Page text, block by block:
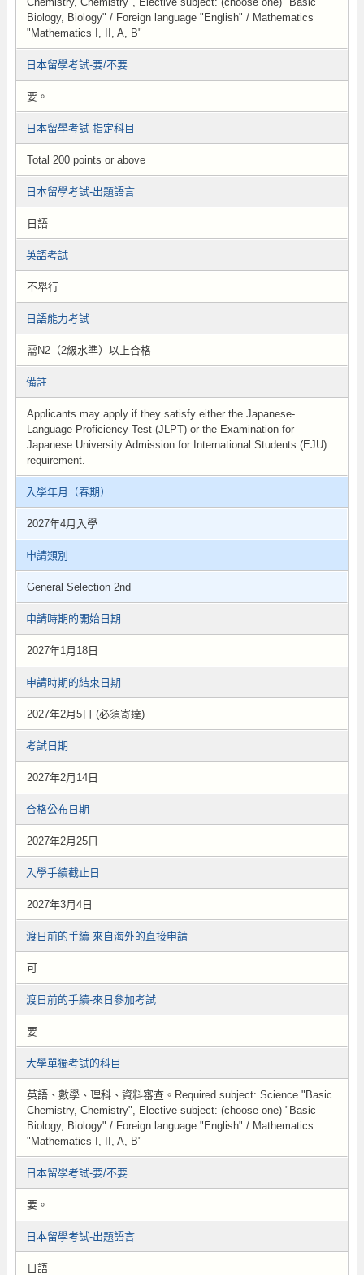
Biology, Biology" / Foreign language "English" / Mathematics
"Mathematics I, II, A, B"
日本留學考試-要/不要
要。
日本留學考試-指定科目
Total 200 points or above
日本留學考試-出題語言
日語
英語考試
不舉行
日語能力考試
需N2（2級水準）以上合格
備註
Applicants may apply if they satisfy either the Japanese-
Language Proficiency Test (JLPT) or the Examination for
Japanese University Admission for International Students (EJU)
requirement.
入學年月（春期）
2027年4月入學
申請類別
General Selection 2nd
申請時期的開始日期
2027年1月18日
申請時期的結束日期
2027年2月5日 (必須寄達)
考試日期
2027年2月14日
合格公布日期
2027年2月25日
入學手續截止日
2027年3月4日
渡日前的手續-來自海外的直接申請
可
渡日前的手續-來日參加考試
要
大學單獨考試的科目
英語、數學、理科、資料審查。Required subject: Science "Basic
Chemistry, Chemistry", Elective subject: (choose one) "Basic
Biology, Biology" / Foreign language "English" / Mathematics
"Mathematics I, II, A, B"
日本留學考試-要/不要
要。
日本留學考試-出題語言
日語